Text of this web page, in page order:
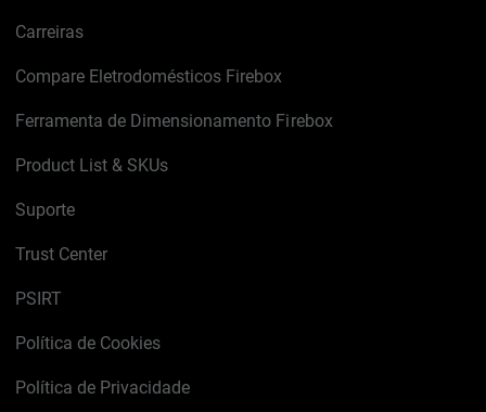
Carreiras
Compare Eletrodomésticos Firebox
Ferramenta de Dimensionamento Firebox
Product List & SKUs
Suporte
Trust Center
PSIRT
Política de Cookies
Política de Privacidade